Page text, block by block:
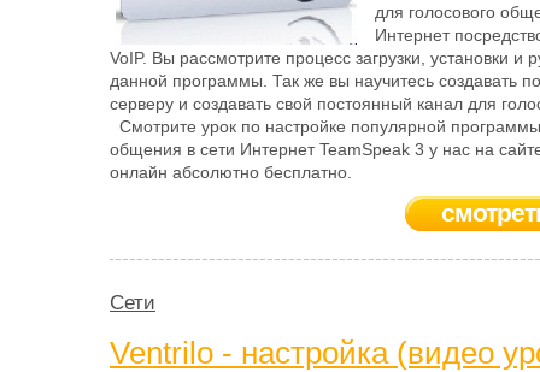
для голосового
Интернет
VoIP. Вы рассмотрите процесс загрузки, установки и
данной программы. Так же вы научитесь создавать
серверу и создавать свой постоянный канал для
Смотрите урок по настройке популярной
общения в сети Интернет TeamSpeak 3 у нас на
онлайн абсолютно бесплатно.
Сети
Ventrilo - настройка (видео